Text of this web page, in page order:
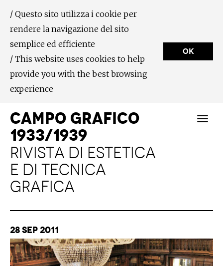
/ Questo sito utilizza i cookie per
rendere la navigazione del sito
semplice ed efficiente
/ This website uses cookies to help
provide you with the best browsing
experience
OK
CAMPO GRAFICO
1933/1939
RIVISTA DI ESTETICA
E DI TECNICA
GRAFICA
28 Sep 2011